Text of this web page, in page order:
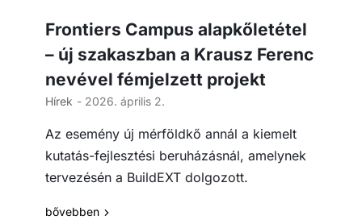
Frontiers Campus alapkőletétel
– új szakaszban a Krausz Ferenc
nevével fémjelzett projekt
Hírek - 2026. április 2.
Az esemény új mérföldkő annál a kiemelt
kutatás-fejlesztési beruházásnál, amelynek
tervezésén a BuildEXT dolgozott.
bővebben